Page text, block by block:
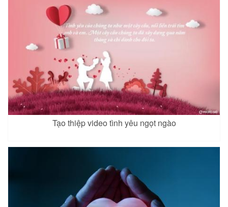
Tạo thiệp video tình yêu ngọt ngào